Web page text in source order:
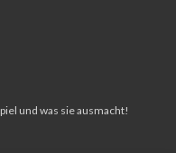
und was sie ausmacht!